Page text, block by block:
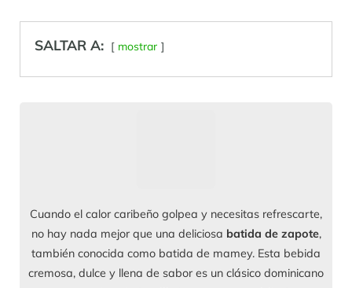
SALTAR A: mostrar
Cuando el calor caribeño golpea y necesitas refrescarte,
no hay nada mejor que una deliciosa batida de zapote,
también conocida como batida de mamey. Esta bebida
cremosa, dulce y llena de sabor es un clásico dominicano